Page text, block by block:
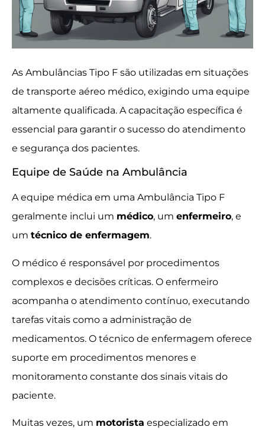
As Ambulâncias Tipo F são utilizadas em situações
de transporte aéreo médico, exigindo uma equipe
altamente qualificada. A capacitação específica é
essencial para garantir o sucesso do atendimento
e segurança dos pacientes.
Equipe de Saúde na Ambulância
A equipe médica em uma Ambulância Tipo F
geralmente inclui um médico, um enfermeiro, e
um técnico de enfermagem.
O médico é responsável por procedimentos
complexos e decisões críticas. O enfermeiro
acompanha o atendimento contínuo, executando
tarefas vitais como a administração de
medicamentos. O técnico de enfermagem oferece
suporte em procedimentos menores e
monitoramento constante dos sinais vitais do
paciente.
Muitas vezes, um motorista especializado em